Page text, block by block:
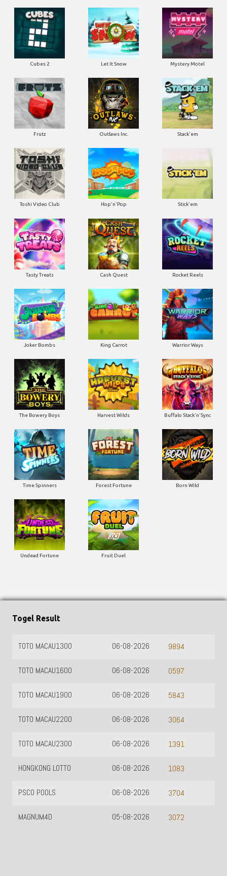
Cubes 2 Let It Snow Mystery Motel
Frutz Outlaws Inc. Stack'em
Toshi Video Club Hop'n'Pop Stick'em
Tasty Treats Cash Quest Rocket Reels
Joker Bombs King Carrot Warrior Ways
The Bowery Boys Harvest Wilds Buffalo Stack'n'Sync
Time Spinners Forest Fortune Born Wild
Undead Fortune Fruit Duel
Togel Result
TOTO MACAU1300 9894
06-08-2026
TOTO MACAU1600 0597
06-08-2026
TOTO MACAU1900 5843
06-08-2026
TOTO MACAU2200 3064
06-08-2026
TOTO MACAU2300 1391
06-08-2026
HONGKONG LOTTO 1083
06-08-2026
PSCO POOLS 3704
06-08-2026
MAGNUM4D 3072
05-08-2026